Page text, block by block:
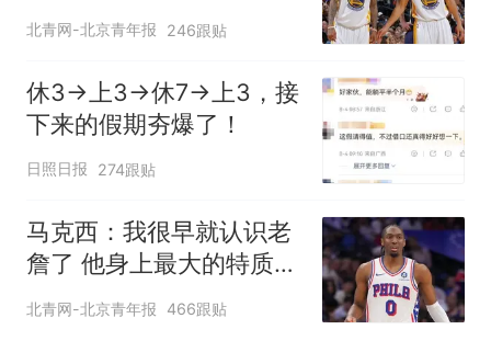
得现在的成就
北青网-北京青年报 246跟贴
休3→上3→休7→上3，接
下来的假期夯爆了！
日照日报 274跟贴
马克西：我很早就认识老
詹了 他身上最大的特质就
是谦逊
北青网-北京青年报 466跟贴